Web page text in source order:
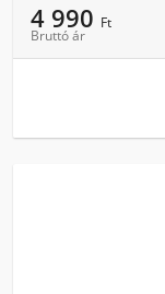
4 990 Ft
Bruttó ár